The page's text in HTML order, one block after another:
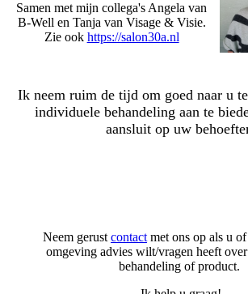
Samen met mijn collega's Angela van
B-Well en Tanja van Visage & Visie.
Zie ook https://salon30a.nl
Ik neem ruim de tijd om goed naar u
individuele behandeling aan te
aansluit op uw
Neem gerust contact met ons op als u
omgeving advies wilt/vragen heeft over
behandeling of product.